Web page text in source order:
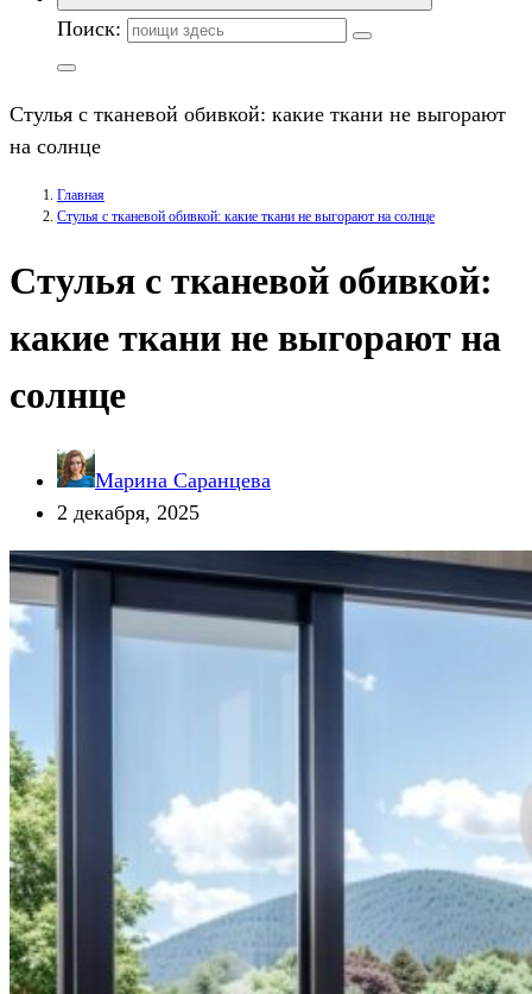
Поиск:
Стулья с тканевой обивкой: какие ткани не выгорают
на солнце
Главная
Стулья с тканевой обивкой: какие ткани не выгорают на солнце
Стулья с тканевой обивкой:
какие ткани не выгорают на
солнце
Марина Саранцева
2 декабря, 2025